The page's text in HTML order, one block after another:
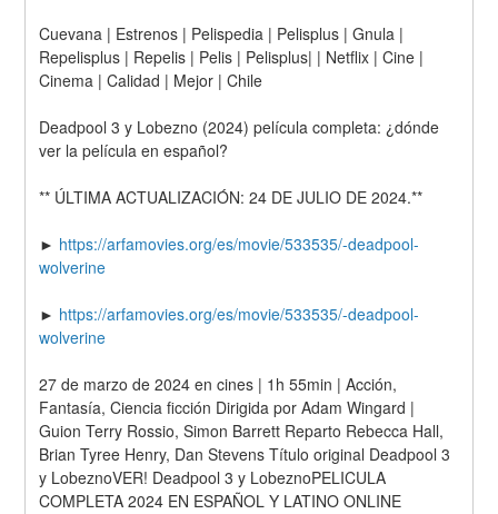
Cuevana | Estrenos | Pelispedia | Pelisplus | Gnula |
Repelisplus | Repelis | Pelis | Pelisplus| | Netflix | Cine |
Cinema | Calidad | Mejor | Chile
Deadpool 3 y Lobezno (2024) película completa: ¿dónde
ver la película en español?
** ÚLTIMA ACTUALIZACIÓN: 24 DE JULIO DE 2024.**
► https://arfamovies.org/es/movie/533535/-deadpool-
wolverine
► https://arfamovies.org/es/movie/533535/-deadpool-
wolverine
27 de marzo de 2024 en cines | 1h 55min | Acción,
Fantasía, Ciencia ficción Dirigida por Adam Wingard |
Guion Terry Rossio, Simon Barrett Reparto Rebecca Hall,
Brian Tyree Henry, Dan Stevens Título original Deadpool 3
y LobeznoVER! Deadpool 3 y LobeznoPELICULA
COMPLETA 2024 EN ESPAÑOL Y LATINO ONLINE